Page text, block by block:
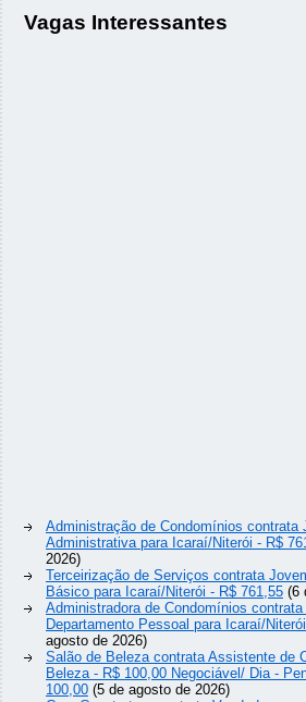
Vagas Interessantes
Administração de Condomínios contrata
Administrativa para Icaraí/Niterói - R$
2026)
Terceirização de Serviços contrata
Básico para Icaraí/Niterói - R$ 761,55 (6
Administradora de Condomínios
Departamento Pessoal para Icaraí/
agosto de 2026)
Salão de Beleza contrata Assistente de
Beleza - R$ 100,00 Negociável/ Dia -
100,00 (5 de agosto de 2026)